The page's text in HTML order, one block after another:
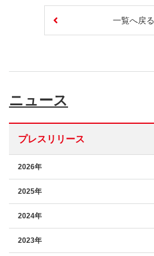
一覧へ戻る
ニュース
プレスリリース
2026年
2025年
2024年
2023年